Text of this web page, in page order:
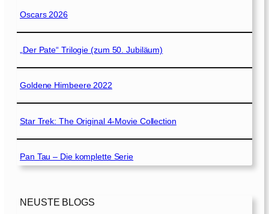
Oscars 2026
„Der Pate“ Trilogie (zum 50. Jubiläum)
Goldene Himbeere 2022
Star Trek: The Original 4-Movie Collection
Pan Tau – Die komplette Serie
NEUSTE BLOGS